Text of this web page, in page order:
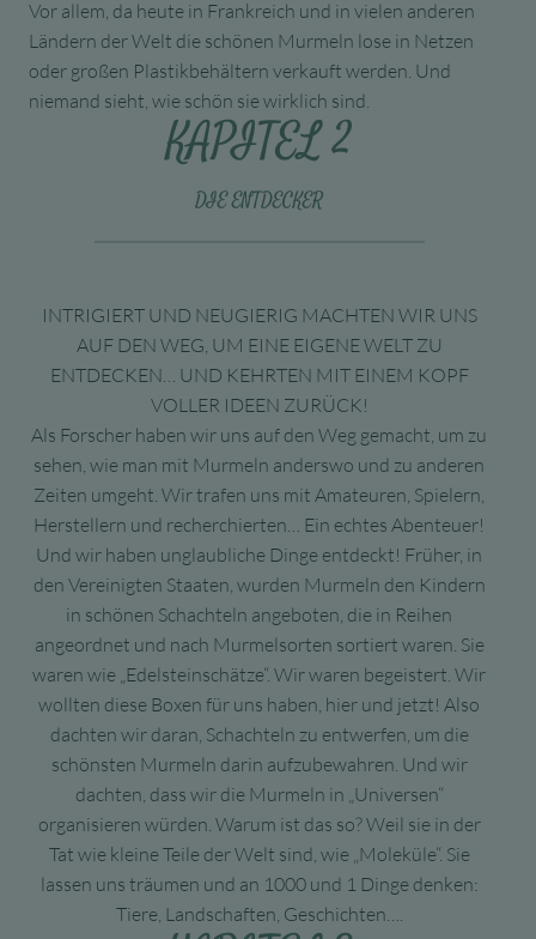
Vor allem, da heute in Frankreich und in vielen anderen
Ländern der Welt die schönen Murmeln lose in Netzen
oder großen Plastikbehältern verkauft werden. Und
niemand sieht, wie schön sie wirklich sind.
KAPITEL 2
DIE ENTDECKER
INTRIGIERT UND NEUGIERIG MACHTEN WIR UNS
AUF DEN WEG, UM EINE EIGENE WELT ZU
ENTDECKEN… UND KEHRTEN MIT EINEM KOPF
VOLLER IDEEN ZURÜCK!
Als Forscher haben wir uns auf den Weg gemacht, um zu
sehen, wie man mit Murmeln anderswo und zu anderen
Zeiten umgeht. Wir trafen uns mit Amateuren, Spielern,
Herstellern und recherchierten… Ein echtes Abenteuer!
Und wir haben unglaubliche Dinge entdeckt! Früher, in
den Vereinigten Staaten, wurden Murmeln den Kindern
in schönen Schachteln angeboten, die in Reihen
angeordnet und nach Murmelsorten sortiert waren. Sie
waren wie „Edelsteinschätze“. Wir waren begeistert. Wir
wollten diese Boxen für uns haben, hier und jetzt! Also
dachten wir daran, Schachteln zu entwerfen, um die
schönsten Murmeln darin aufzubewahren. Und wir
dachten, dass wir die Murmeln in „Universen“
organisieren würden. Warum ist das so? Weil sie in der
Tat wie kleine Teile der Welt sind, wie „Moleküle“. Sie
lassen uns träumen und an 1000 und 1 Dinge denken:
Tiere, Landschaften, Geschichten….